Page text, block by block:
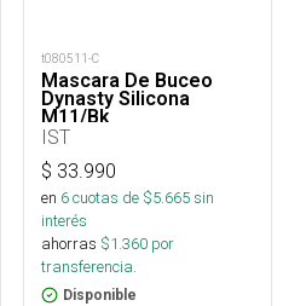
t080511-C
Mascara De Buceo
Dynasty Silicona
M11/Bk
IST
$ 33.990
en 6cuotas de $5.665sin
interés
ahorras $1.360 por
transferencia.
Disponible